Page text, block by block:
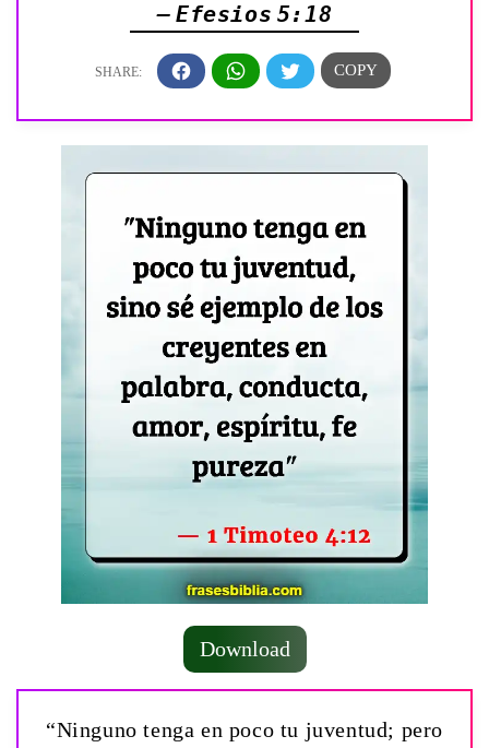
— Efesios 5:18
Download
“Ninguno tenga en poco tu juventud; pero